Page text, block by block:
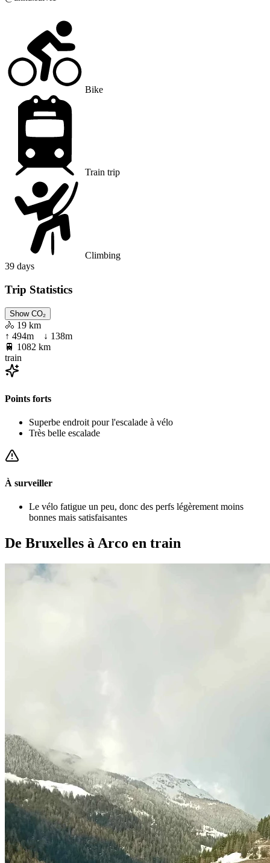
Bike
Train trip
Climbing
39 days
Trip Statistics
Show CO₂
🚴 19 km
↑ 494m ↓ 138m
🚆 1082 km
train
Points forts
Superbe endroit pour l'escalade à vélo
Très belle escalade
À surveiller
Le vélo fatigue un peu, donc des perfs légèrement moins
bonnes mais satisfaisantes
De Bruxelles à Arco en train